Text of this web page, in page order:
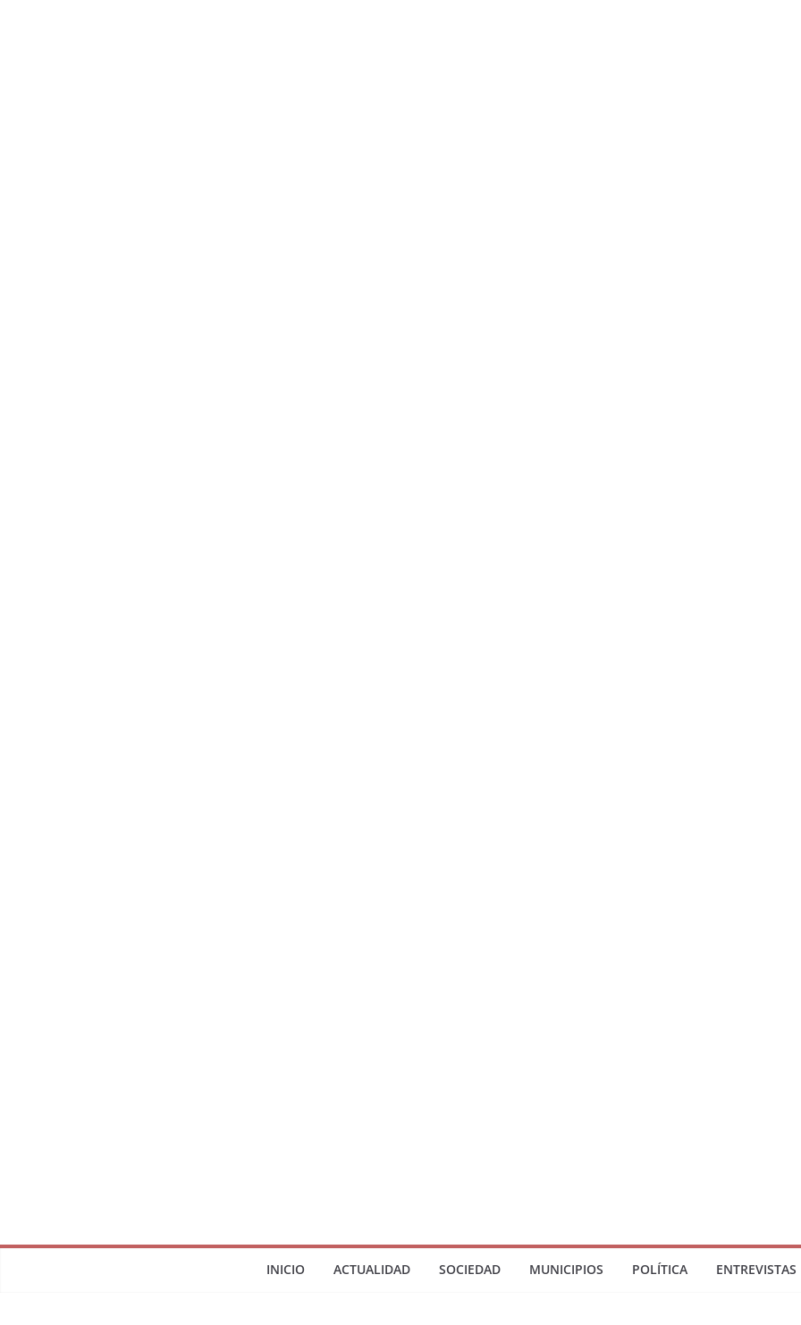
INICIO ACTUALIDAD SOCIEDAD MUNICIPIOS POLÍTICA ENTREVISTAS